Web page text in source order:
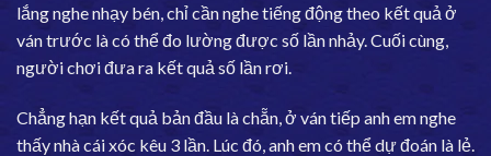
lắng nghe nhạy bén, chỉ cần nghe tiếng động theo kết quả ở
ván trước là có thể đo lường được số lần nhảy. Cuối cùng,
người chơi đưa ra kết quả số lần rơi.
Chẳng hạn kết quả bản đầu là chẵn, ở ván tiếp anh em nghe
thấy nhà cái xóc kêu 3 lần. Lúc đó, anh em có thể dự đoán là lẻ.